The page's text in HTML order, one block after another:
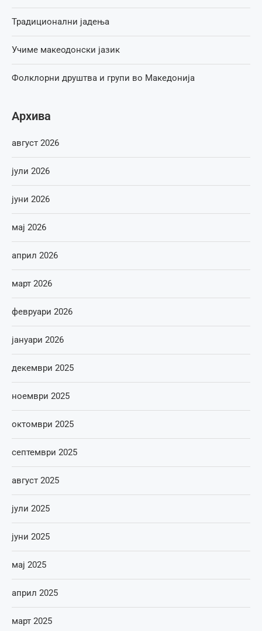
Традиционални јадења
Учиме макеодонски јазик
Фолклорни друштва и групи во Македонија
Архива
август 2026
јули 2026
јуни 2026
мај 2026
април 2026
март 2026
февруари 2026
јануари 2026
декември 2025
ноември 2025
октомври 2025
септември 2025
август 2025
јули 2025
јуни 2025
мај 2025
април 2025
март 2025